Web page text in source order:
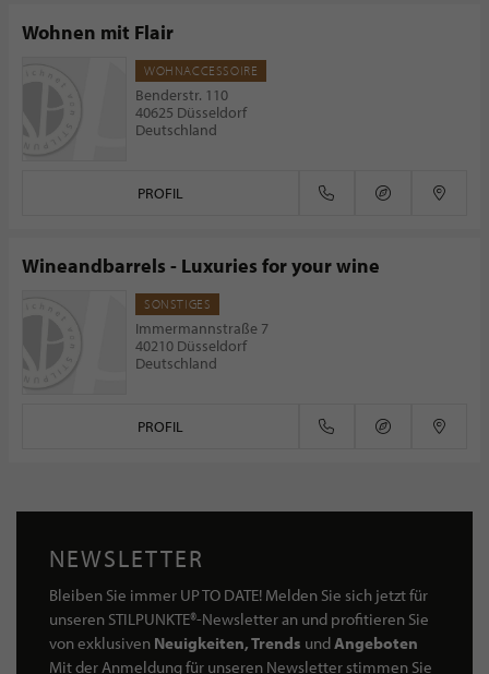
Wohnen mit Flair
WOHNACCESSOIRE
Benderstr. 110
40625 Düsseldorf
Deutschland
PROFIL
Wineandbarrels - Luxuries for your wine
SONSTIGES
Immermannstraße 7
40210 Düsseldorf
Deutschland
PROFIL
NEWSLETTER
Bleiben Sie immer UP TO DATE! Melden Sie sich jetzt für
unseren STILPUNKTE®-Newsletter an und profitieren Sie
von exklusiven Neuigkeiten, Trends undAngeboten
Mit der Anmeldung für unseren Newsletter stimmen Sie